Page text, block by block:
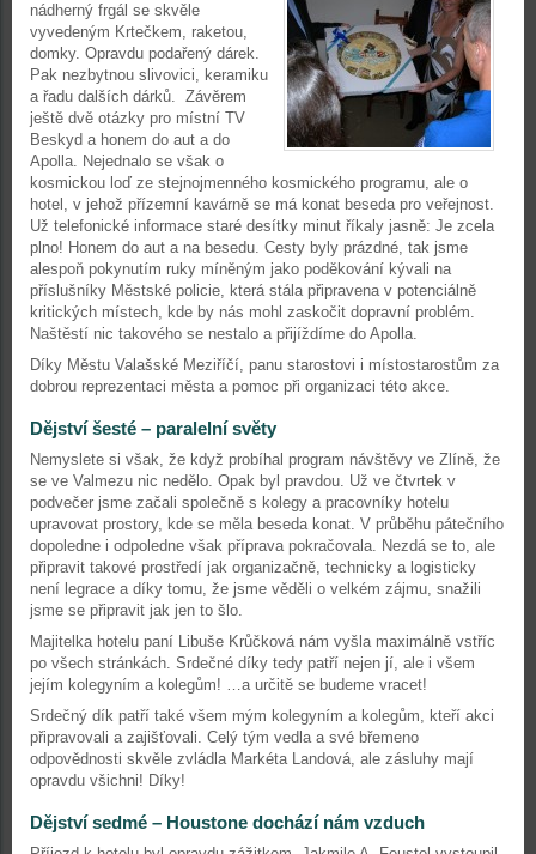
nádherný frgál se skvěle
vyvedeným Krtečkem, raketou,
domky. Opravdu podařený dárek.
Pak nezbytnou slivovici, keramiku
a řadu dalších dárků. Závěrem
ještě dvě otázky pro místní TV
Beskyd a honem do aut a do
Apolla. Nejednalo se však o
kosmickou loď ze stejnojmenného kosmického programu, ale o
hotel, v jehož přízemní kavárně se má konat beseda pro veřejnost.
Už telefonické informace staré desítky minut říkaly jasně: Je zcela
plno! Honem do aut a na besedu. Cesty byly prázdné, tak jsme
alespoň pokynutím ruky míněným jako poděkování kývali na
příslušníky Městské policie, která stála připravena v potenciálně
kritických místech, kde by nás mohl zaskočit dopravní problém.
Naštěstí nic takového se nestalo a přijíždíme do Apolla.
Díky Městu Valašské Meziříčí, panu starostovi i místostarostům za
dobrou reprezentaci města a pomoc při organizaci této akce.
Dějství šesté – paralelní světy
Nemyslete si však, že když probíhal program návštěvy ve Zlíně, že
se ve Valmezu nic nedělo. Opak byl pravdou. Už ve čtvrtek v
podvečer jsme začali společně s kolegy a pracovníky hotelu
upravovat prostory, kde se měla beseda konat. V průběhu pátečního
dopoledne i odpoledne však příprava pokračovala. Nezdá se to, ale
připravit takové prostředí jak organizačně, technicky a logisticky
není legrace a díky tomu, že jsme věděli o velkém zájmu, snažili
jsme se připravit jak jen to šlo.
Majitelka hotelu paní Libuše Krůčková nám vyšla maximálně vstříc
po všech stránkách. Srdečné díky tedy patří nejen jí, ale i všem
jejím kolegyním a kolegům! …a určitě se budeme vracet!
Srdečný dík patří také všem mým kolegyním a kolegům, kteří akci
připravovali a zajišťovali. Celý tým vedla a své břemeno
odpovědnosti skvěle zvládla Markéta Landová, ale zásluhy mají
opravdu všichni! Díky!
Dějství sedmé – Houstone dochází nám vzduch